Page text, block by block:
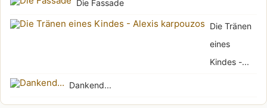
Die Fassade
Die Tränen
eines
Kindes -...
Dankend...